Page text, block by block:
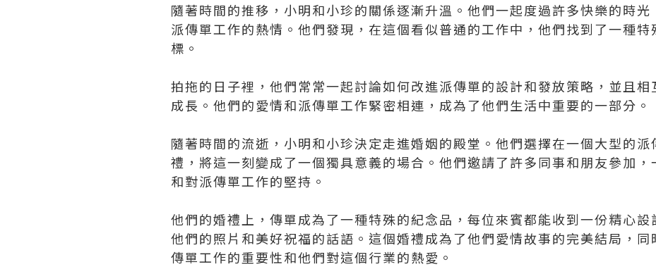
隨著時間的推移，小明和小珍的關係逐漸升溫。他們一起度過許多快樂的時
派傳單工作的熱情。他們發現，在這個看似普通的工作中，他們找到了一種特
標。
拍拖的日子裡，他們常常一起討論如何改進派傳單的設計和發放策略，並且相
成長。他們的愛情和派傳單工作緊密相連，成為了他們生活中重要的一部分。
隨著時間的流逝，小明和小珍決定走進婚姻的殿堂。他們選擇在一個大型的派
禮，將這一刻變成了一個獨具意義的場合。他們邀請了許多同事和朋友參加，
和對派傳單工作的堅持。
他們的婚禮上，傳單成為了一種特殊的紀念品，每位來賓都能收到一份精心設
他們的照片和美好祝福的話語。這個婚禮成為了他們愛情故事的完美結局，
傳單工作的重要性和他們對這個行業的熱愛。